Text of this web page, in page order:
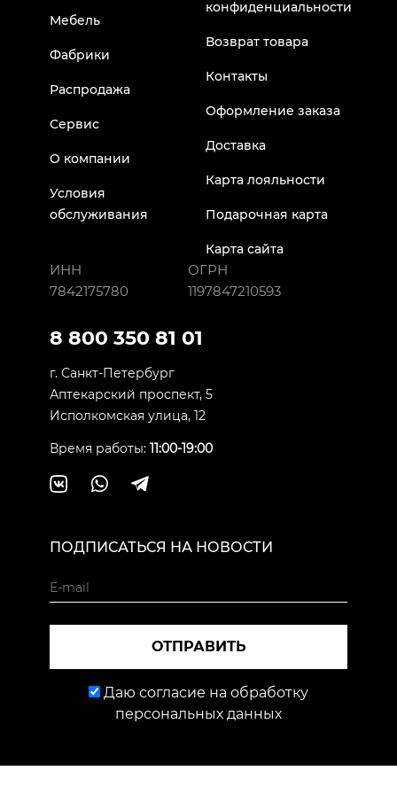
Мебель
Фабрики
Распродажа
Сервис
О компании
Условия
обслуживания
конфиденциальности
Возврат товара
Контакты
Оформление заказа
Доставка
Карта лояльности
Подарочная карта
Карта сайта
ИНН
7842175780
ОГРН
1197847210593
8 800 350 81 01
г. Санкт-Петербург
Аптекарский проспект, 5
Исполкомская улица, 12
Время работы: 11:00-19:00
ПОДПИСАТЬСЯ НА НОВОСТИ
ОТПРАВИТЬ
Даю согласие на обработку
персональных данных